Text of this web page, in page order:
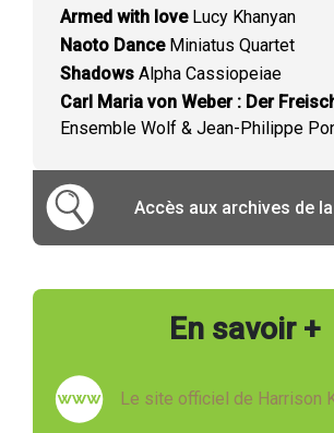
Armed with loveLucy Khanyan
Naoto DanceMiniatus Quartet
Shadows Alpha Cassiopeiae
Carl Maria von Weber : Der
Ensemble Wolf & Jean-Philippe
Accès aux archives de
En savoir +
Le site officiel de Harrison